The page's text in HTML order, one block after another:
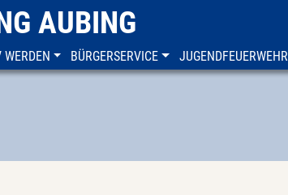
AUBING
BÜRGERSERVICE JUGENDFEUERWEHR